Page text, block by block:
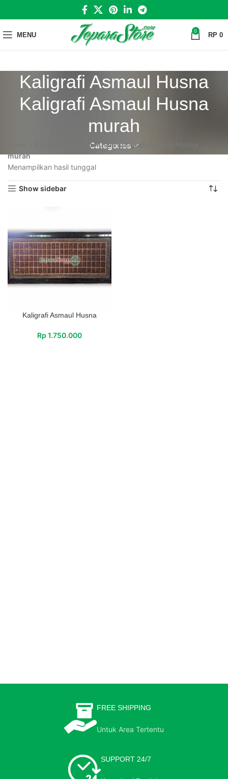
MENU 0 RP 0
Kaligrafi Asmaul Husna
Kaligrafi Asmaul Husna
murah
Categories
Kaligrafi Asmaul Husna Kaligrafi Asmaul Husna
murah
Menampilkan hasil tunggal
Show sidebar
Kaligrafi Asmaul Husna
Rp 1.750.000
FREE SHIPPING
Untuk Area Tertentu
SUPPORT 24/7